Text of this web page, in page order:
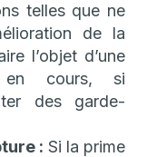
telles que ne
de la
l’objet d’une
en cours, si
des garde-
: Si la prime